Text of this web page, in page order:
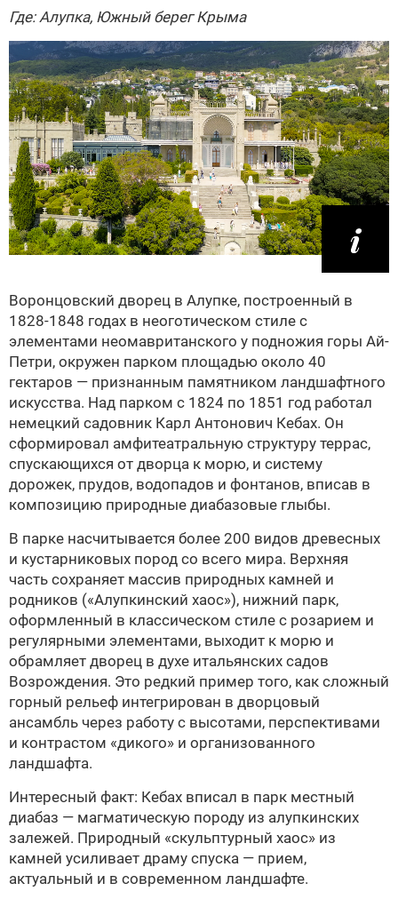
Где: Алупка, Южный берег Крыма
Воронцовский дворец в Алупке, построенный в
1828-1848 годах в неоготическом стиле с
элементами неомавританского у подножия горы Ай-
Петри, окружен парком площадью около 40
гектаров — признанным памятником ландшафтного
искусства. Над парком с 1824 по 1851 год работал
немецкий садовник Карл Антонович Кебах. Он
сформировал амфитеатральную структуру террас,
спускающихся от дворца к морю, и систему
дорожек, прудов, водопадов и фонтанов, вписав в
композицию природные диабазовые глыбы.
В парке насчитывается более 200 видов древесных
и кустарниковых пород со всего мира. Верхняя
часть сохраняет массив природных камней и
родников («Алупкинский хаос»), нижний парк,
оформленный в классическом стиле с розарием и
регулярными элементами, выходит к морю и
обрамляет дворец в духе итальянских садов
Возрождения. Это редкий пример того, как сложный
горный рельеф интегрирован в дворцовый
ансамбль через работу с высотами, перспективами
и контрастом «дикого» и организованного
ландшафта.
Интересный факт: Кебах вписал в парк местный
диабаз — магматическую породу из алупкинских
залежей. Природный «скульптурный хаос» из
камней усиливает драму спуска — прием,
актуальный и в современном ландшафте.